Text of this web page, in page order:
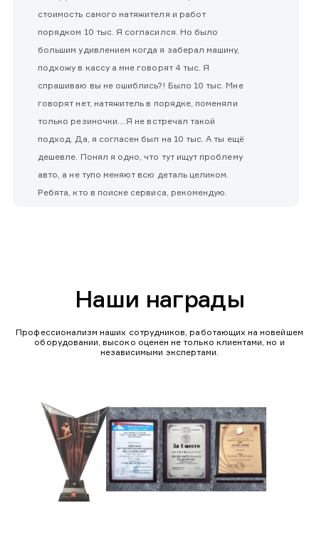
стоимость самого натяжителя и работ
порядком 10 тыс. Я согласился. Но было
большим удивлением когда я заберал машину,
подхожу в кассу а мне говорят 4 тыс. Я
спрашиваю вы не ошиблись?! Было 10 тыс. Мне
говорят нет, натяжитель в порядке, поменяли
только резиночки....Я не встречал такой
подход. Да, я согласен был на 10 тыс. А ты ещё
дешевле. Понял я одно, что тут ищут проблему
авто, а не тупо меняют всю деталь целиком.
Ребята, кто в поиске сервиса, рекомендую.
Наши награды
Профессионализм наших сотрудников, работающих на новейшем
оборудовании, высоко оценен не только клиентами, но и
независимыми экспертами.